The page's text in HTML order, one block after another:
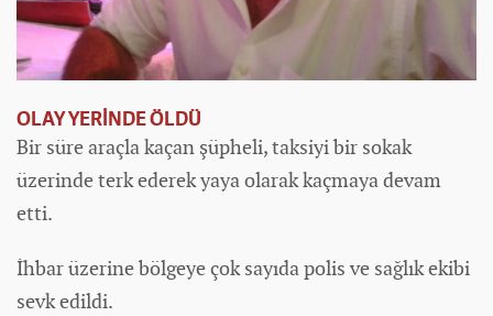
OLAY YERİNDE ÖLDÜ
Bir süre araçla kaçan şüpheli, taksiyi bir sokak
üzerinde terk ederek yaya olarak kaçmaya devam
etti.
İhbar üzerine bölgeye çok sayıda polis ve sağlık ekibi
sevk edildi.